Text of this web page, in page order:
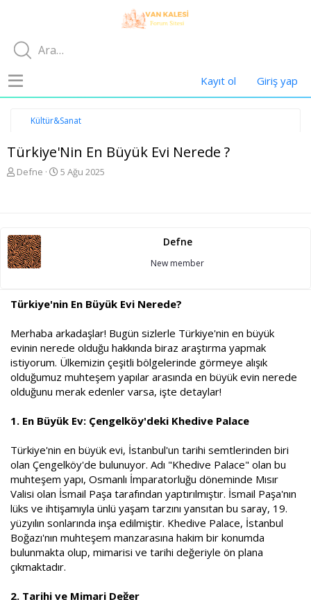
Kayıt ol Giriş yap
Kültür&Sanat
Türkiye'Nin En Büyük Evi Nerede ?
K
u
b
a
ş
t
n
Defne
B
r
h
i
5 Ağu 2025
Defne
New member
Türkiye'nin En Büyük Evi Nerede?
Merhaba arkadaşlar! Bugün sizlerle Türkiye'nin en büyük
evinin nerede olduğu hakkında biraz araştırma yapmak
istiyorum. Ülkemizin çeşitli bölgelerinde görmeye alışık
olduğumuz muhteşem yapılar arasında en büyük evin nerede
olduğunu merak edenler varsa, işte detaylar!
1. En Büyük Ev: Çengelköy'deki Khedive Palace
Türkiye'nin en büyük evi, İstanbul'un tarihi semtlerinden biri
olan Çengelköy'de bulunuyor. Adı "Khedive Palace" olan bu
muhteşem yapı, Osmanlı İmparatorluğu döneminde Mısır
Valisi olan İsmail Paşa tarafından yaptırılmıştır. İsmail Paşa'nın
lüks ve ihtişamıyla ünlü yaşam tarzını yansıtan bu saray, 19.
yüzyılın sonlarında inşa edilmiştir. Khedive Palace, İstanbul
Boğazı'nın muhteşem manzarasına hakim bir konumda
bulunmakta olup, mimarisi ve tarihi değeriyle ön plana
çıkmaktadır.
2. Tarihi ve Mimari Değer